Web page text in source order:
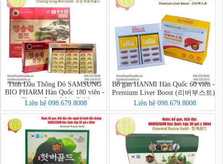
Tinh Dầu Thông Đỏ SAMSUNG
BIO PHARM Hàn Quốc 180 viên -
Cheong Song Won Gold
Liên hệ 098.679.8008
Bổ gan HANMI Hàn Quốc 60 viên -
Premium Liver Boost (리버부스트)
Liên hệ 098.679.8008